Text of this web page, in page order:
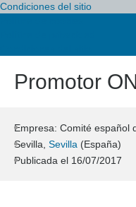
Condiciones del sitio
Promotor
Empresa: Comité español
Sevilla, Sevilla (España)
Publicada el 16/07/2017